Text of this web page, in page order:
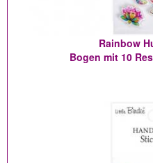
Rainbow
Bogen mit 10